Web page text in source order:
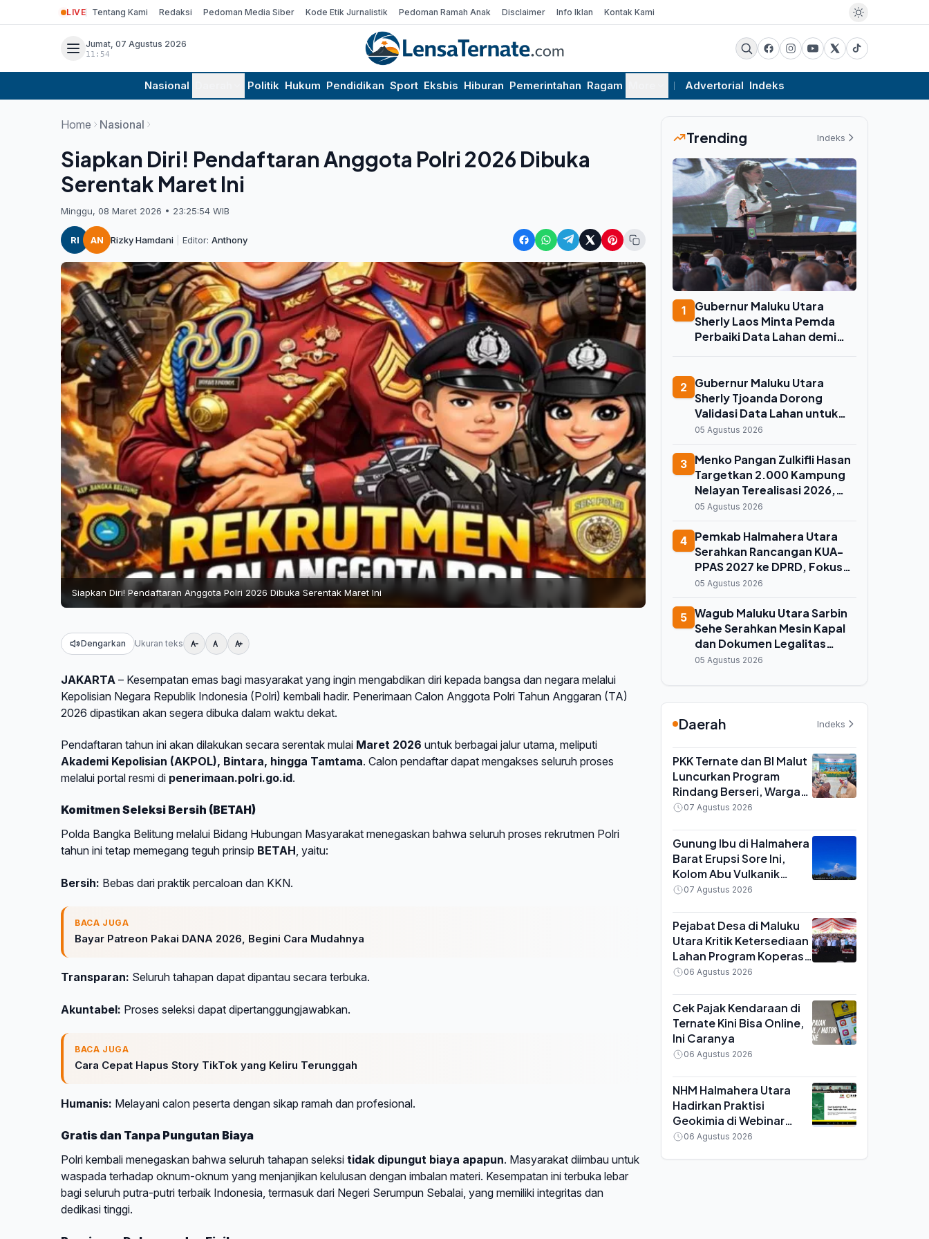
LIVE Tentang Kami Redaksi Pedoman Media Siber Kode Etik Jurnalistik Pedoman Ramah Anak Disclaimer Info Iklan Kontak Kami
Jumat, 07 Agustus 2026
11:54
Nasional Politik Hukum Pendidikan Sport Eksbis Hiburan Pemerintahan Ragam Advertorial Indeks
Home Nasional
Siapkan Diri! Pendaftaran Anggota Polri 2026 Dibuka
Serentak Maret Ini
Minggu, 08 Maret 2026 • 23:25:54 WIB
RI AN Rizky Hamdani Editor: Anthony
Siapkan Diri! Pendaftaran Anggota Polri 2026 Dibuka Serentak Maret Ini
Dengarkan Ukuran teks
JAKARTA – Kesempatan emas bagi masyarakat yang ingin mengabdikan diri kepada bangsa dan negara melalui
Kepolisian Negara Republik Indonesia (Polri) kembali hadir. Penerimaan Calon Anggota Polri Tahun Anggaran (TA)
2026 dipastikan akan segera dibuka dalam waktu dekat.
Pendaftaran tahun ini akan dilakukan secara serentak mulai Maret 2026 untuk berbagai jalur utama, meliputi
Akademi Kepolisian (AKPOL), Bintara, hingga Tamtama. Calon pendaftar dapat mengakses seluruh proses
melalui portal resmi di penerimaan.polri.go.id.
Komitmen Seleksi Bersih (BETAH)
Polda Bangka Belitung melalui Bidang Hubungan Masyarakat menegaskan bahwa seluruh proses rekrutmen Polri
tahun ini tetap memegang teguh prinsip BETAH, yaitu:
Bersih: Bebas dari praktik percaloan dan KKN.
BACA JUGA
Bayar Patreon Pakai DANA 2026, Begini Cara Mudahnya
Transparan: Seluruh tahapan dapat dipantau secara terbuka.
Akuntabel: Proses seleksi dapat dipertanggungjawabkan.
BACA JUGA
Cara Cepat Hapus Story TikTok yang Keliru Terunggah
Humanis: Melayani calon peserta dengan sikap ramah dan profesional.
Gratis dan Tanpa Pungutan Biaya
Polri kembali menegaskan bahwa seluruh tahapan seleksi tidak dipungut biaya apapun. Masyarakat diimbau untuk
waspada terhadap oknum-oknum yang menjanjikan kelulusan dengan imbalan materi. Kesempatan ini terbuka lebar
bagi seluruh putra-putri terbaik Indonesia, termasuk dari Negeri Serumpun Sebalai, yang memiliki integritas dan
dedikasi tinggi.
Trending Indeks
1
Gubernur Maluku Utara
Sherly Laos Minta Pemda
Perbaiki Data Lahan demi
Melayang
2
Gubernur Maluku Utara
Sherly Tjoanda Dorong
Validasi Data Lahan untuk
Selamatkan Kuota Cetak
05 Agustus 2026
3 Menko Pangan Zulkifli Hasan
Targetkan 2.000 Kampung
Nelayan Terealisasi 2026,
Maluku Utara Jadi Prioritas
05 Agustus 2026
4 Pemkab Halmahera Utara
Serahkan Rancangan KUA-
PPAS 2027 ke DPRD, Fokus
Buka Isolasi Wilayah dan
05 Agustus 2026
5 Wagub Maluku Utara Sarbin
Sehe Serahkan Mesin Kapal
dan Dokumen Legalitas
untuk Ribuan Nelayan Kecil di
05 Agustus 2026
Daerah Indeks
PKK Ternate dan BI Malut
Luncurkan Program
Rindang Berseri, Warga
Didorong Tanam Cabai
Pekarangan
07 Agustus 2026
Gunung Ibu di Halmahera
Barat Erupsi Sore Ini,
Kolom Abu Vulkanik
Capai 600 Meter di Atas
07 Agustus 2026
Pejabat Desa di Maluku
Utara Kritik Ketersediaan
Lahan Program Koperasi
Merah Putih saat Seminar
06 Agustus 2026
Cek Pajak Kendaraan di
Ternate Kini Bisa Online,
Ini Caranya
06 Agustus 2026
NHM Halmahera Utara
Hadirkan Praktisi
Geokimia di Webinar
MGEI UNG, Bahas
06 Agustus 2026